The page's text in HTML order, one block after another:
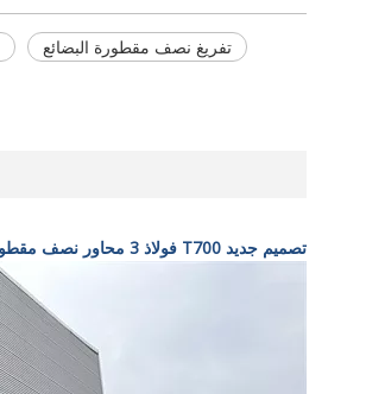
تفريغ نصف مقطورة البضائع
تصميم جديد T700 فولاذ 3 محاور نصف مقطورة تفريغ من النوع U